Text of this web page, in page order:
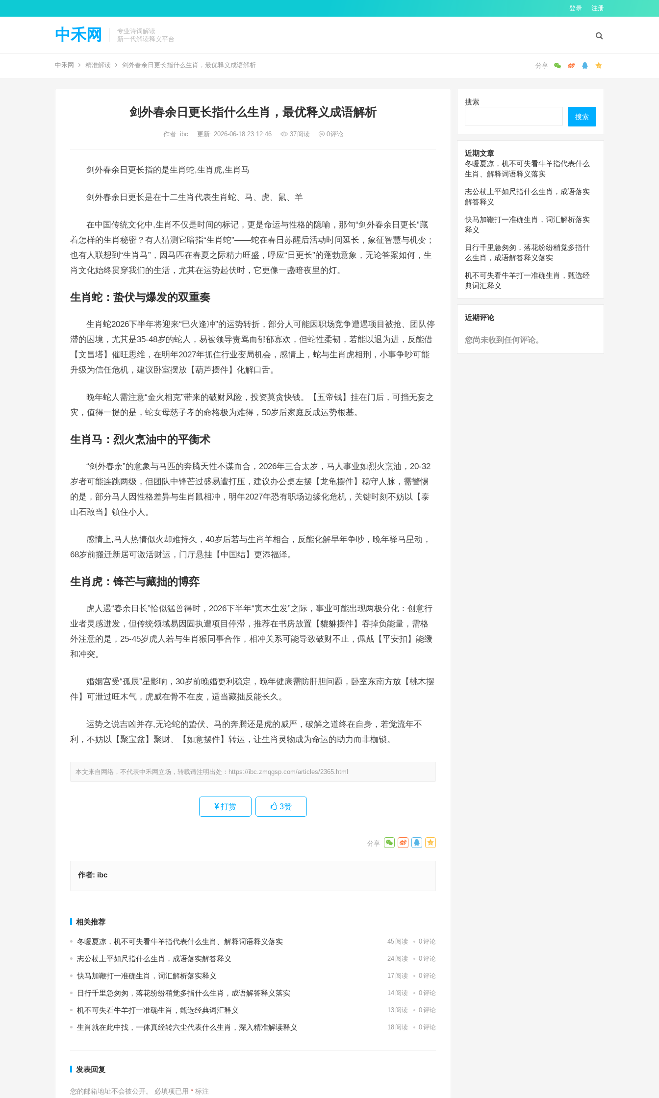
登录 注册
中禾网
专业诗词解读
新一代解读释义平台
中禾网 精准解读 剑外春余日更长指什么生肖，最优释义成语解析
剑外春余日更长指什么生肖，最优释义成语解析
作者: ibc 更新: 2026-06-18 23:12:46 37阅读 0评论
剑外春余日更长指的是生肖蛇,生肖虎,生肖马
剑外春余日更长是在十二生肖代表生肖蛇、马、虎、鼠、羊
在中国传统文化中,生肖不仅是时间的标记，更是命运与性格的隐喻，那句“剑外春余日更长”藏
着怎样的生肖秘密？有人猜测它暗指“生肖蛇”——蛇在春日苏醒后活动时间延长，象征智慧与机变；
也有人联想到“生肖马”，因马匹在春夏之际精力旺盛，呼应“日更长”的蓬勃意象，无论答案如何，生
肖文化始终贯穿我们的生活，尤其在运势起伏时，它更像一盏暗夜里的灯。
生肖蛇：蛰伏与爆发的双重奏
生肖蛇2026下半年将迎来“巳火逢冲”的运势转折，部分人可能因职场竞争遭遇项目被抢、团队停
滞的困境，尤其是35-48岁的蛇人，易被领导责骂而郁郁寡欢，但蛇性柔韧，若能以退为进，反能借
【文昌塔】催旺思维，在明年2027年抓住行业变局机会，感情上，蛇与生肖虎相刑，小事争吵可能
升级为信任危机，建议卧室摆放【葫芦摆件】化解口舌。
晚年蛇人需注意“金火相克”带来的破财风险，投资莫贪快钱。【五帝钱】挂在门后，可挡无妄之
灾，值得一提的是，蛇女母慈子孝的命格极为难得，50岁后家庭反成运势根基。
生肖马：烈火烹油中的平衡术
“剑外春余”的意象与马匹的奔腾天性不谋而合，2026年三合太岁，马人事业如烈火烹油，20-32
岁者可能连跳两级，但团队中锋芒过盛易遭打压，建议办公桌左摆【龙龟摆件】稳守人脉，需警惕
的是，部分马人因性格差异与生肖鼠相冲，明年2027年恐有职场边缘化危机，关键时刻不妨以【泰
山石敢当】镇住小人。
感情上,马人热情似火却难持久，40岁后若与生肖羊相合，反能化解早年争吵，晚年驿马星动，
68岁前搬迁新居可激活财运，门厅悬挂【中国结】更添福泽。
生肖虎：锋芒与藏拙的博弈
虎人遇“春余日长”恰似猛兽得时，2026下半年“寅木生发”之际，事业可能出现两极分化：创意行
业者灵感迸发，但传统领域易因固执遭项目停滞，推荐在书房放置【貔貅摆件】吞掉负能量，需格
外注意的是，25-45岁虎人若与生肖猴同事合作，相冲关系可能导致破财不止，佩戴【平安扣】能缓
和冲突。
婚姻宫受“孤辰”星影响，30岁前晚婚更利稳定，晚年健康需防肝胆问题，卧室东南方放【桃木摆
件】可泄过旺木气，虎威在骨不在皮，适当藏拙反能长久。
运势之说吉凶并存,无论蛇的蛰伏、马的奔腾还是虎的威严，破解之道终在自身，若觉流年不
利，不妨以【聚宝盆】聚财、【如意摆件】转运，让生肖灵物成为命运的助力而非枷锁。
本文来自网络，不代表中禾网立场，转载请注明出处： https://ibc.zmqgsp.com/articles/2365.html
打赏 3赞
作者: ibc
相关推荐
冬暖夏凉，机不可失看牛羊指代表什么生肖、解释词语释义落实 45 阅读 0评论
志公杖上平如尺指什么生肖，成语落实解答释义 24 阅读 0评论
快马加鞭打一准确生肖，词汇解析落实释义 17 阅读 0评论
日行千里急匆匆，落花纷纷稍觉多指什么生肖，成语解答释义落实 14 阅读 0评论
机不可失看牛羊打一准确生肖，甄选经典词汇释义 13 阅读 0评论
生肖就在此中找，一体真经转六尘代表什么生肖，深入精准解读释义 18 阅读 0评论
发表回复
您的邮箱地址不会被公开。 必填项已用 * 标注
搜索
搜索
近期文章
冬暖夏凉，机不可失看牛羊指代表什么
生肖、解释词语释义落实
志公杖上平如尺指什么生肖，成语落实
解答释义
快马加鞭打一准确生肖，词汇解析落实
释义
日行千里急匆匆，落花纷纷稍觉多指什
么生肖，成语解答释义落实
机不可失看牛羊打一准确生肖，甄选经
典词汇释义
近期评论
您尚未收到任何评论。